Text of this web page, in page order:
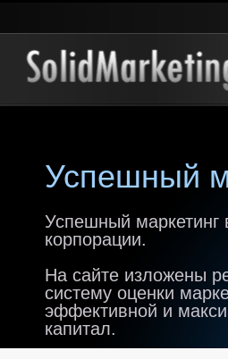
Успешный
Успешный маркетинг
корпорации.
На сайте изложены
систему оценки
эффективной и
капитал.